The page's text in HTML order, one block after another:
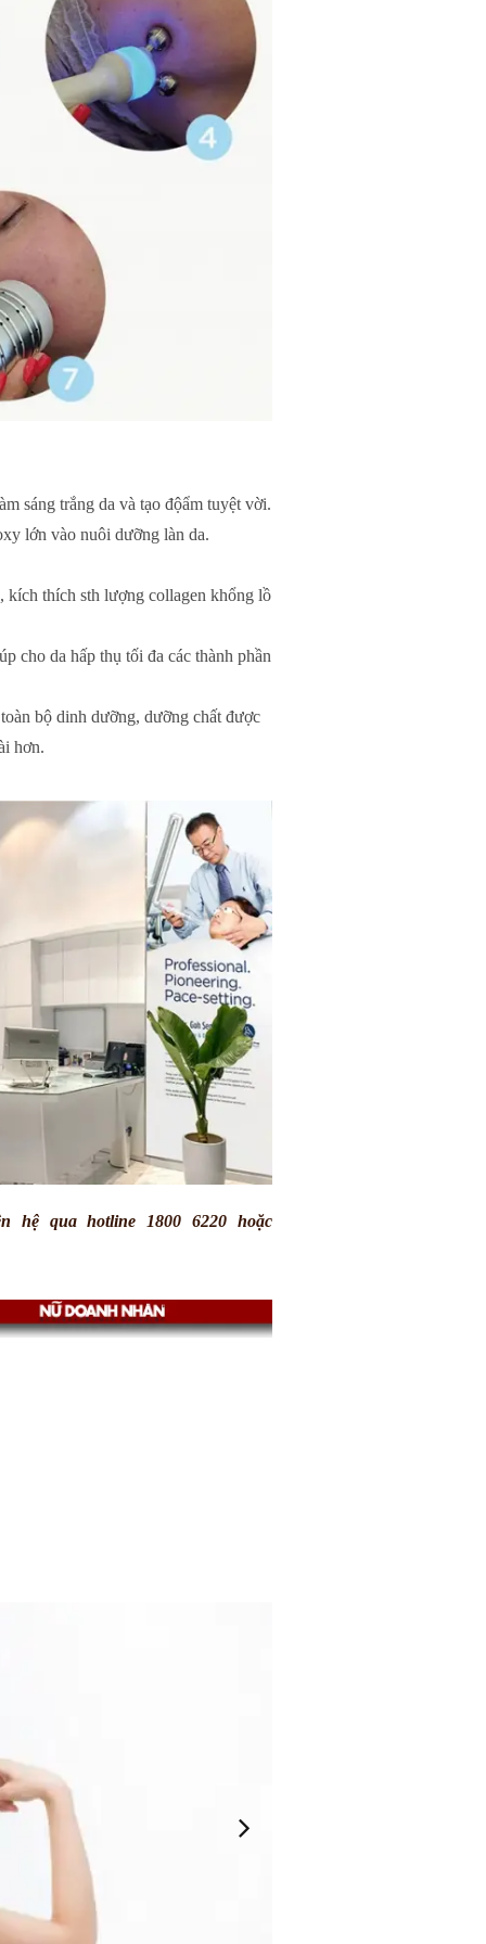
sáng trắng da và tạo độẩm tuyệt vời.
lớn vào nuôi dưỡng làn da.
kích thích sth lượng collagen khổng lồ
cho da hấp thụ tối đa các thành phần
bộ dinh dưỡng, dưỡng chất được
hơn.
hệ qua hotline 1800 6220 hoặc